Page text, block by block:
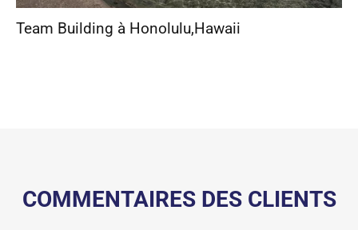
Team Building à Honolulu,Hawaii
COMMENTAIRES DES CLIENTS